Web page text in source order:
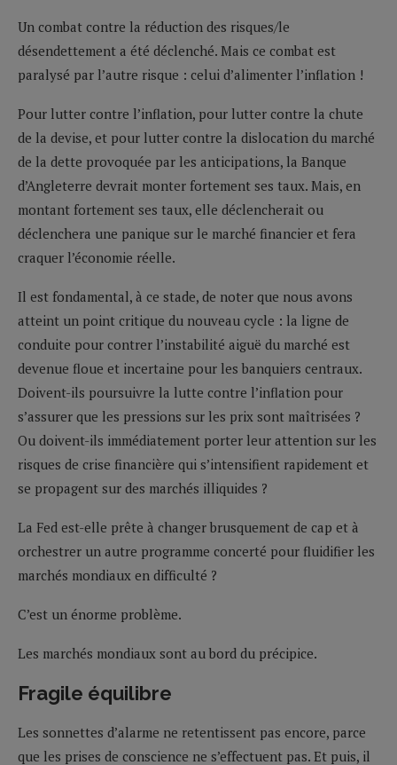
Un combat contre la réduction des risques/le
désendettement a été déclenché. Mais ce combat est
paralysé par l’autre risque : celui d’alimenter l’inflation !
Pour lutter contre l’inflation, pour lutter contre la chute
de la devise, et pour lutter contre la dislocation du marché
de la dette provoquée par les anticipations, la Banque
d’Angleterre devrait monter fortement ses taux. Mais, en
montant fortement ses taux, elle déclencherait ou
déclenchera une panique sur le marché financier et fera
craquer l’économie réelle.
Il est fondamental, à ce stade, de noter que nous avons
atteint un point critique du nouveau cycle : la ligne de
conduite pour contrer l’instabilité aiguë du marché est
devenue floue et incertaine pour les banquiers centraux.
Doivent-ils poursuivre la lutte contre l’inflation pour
s’assurer que les pressions sur les prix sont maîtrisées ?
Ou doivent-ils immédiatement porter leur attention sur les
risques de crise financière qui s’intensifient rapidement et
se propagent sur des marchés illiquides ?
La Fed est-elle prête à changer brusquement de cap et à
orchestrer un autre programme concerté pour fluidifier les
marchés mondiaux en difficulté ?
C’est un énorme problème.
Les marchés mondiaux sont au bord du précipice.
Fragile équilibre
Les sonnettes d’alarme ne retentissent pas encore, parce
que les prises de conscience ne s’effectuent pas. Et puis, il